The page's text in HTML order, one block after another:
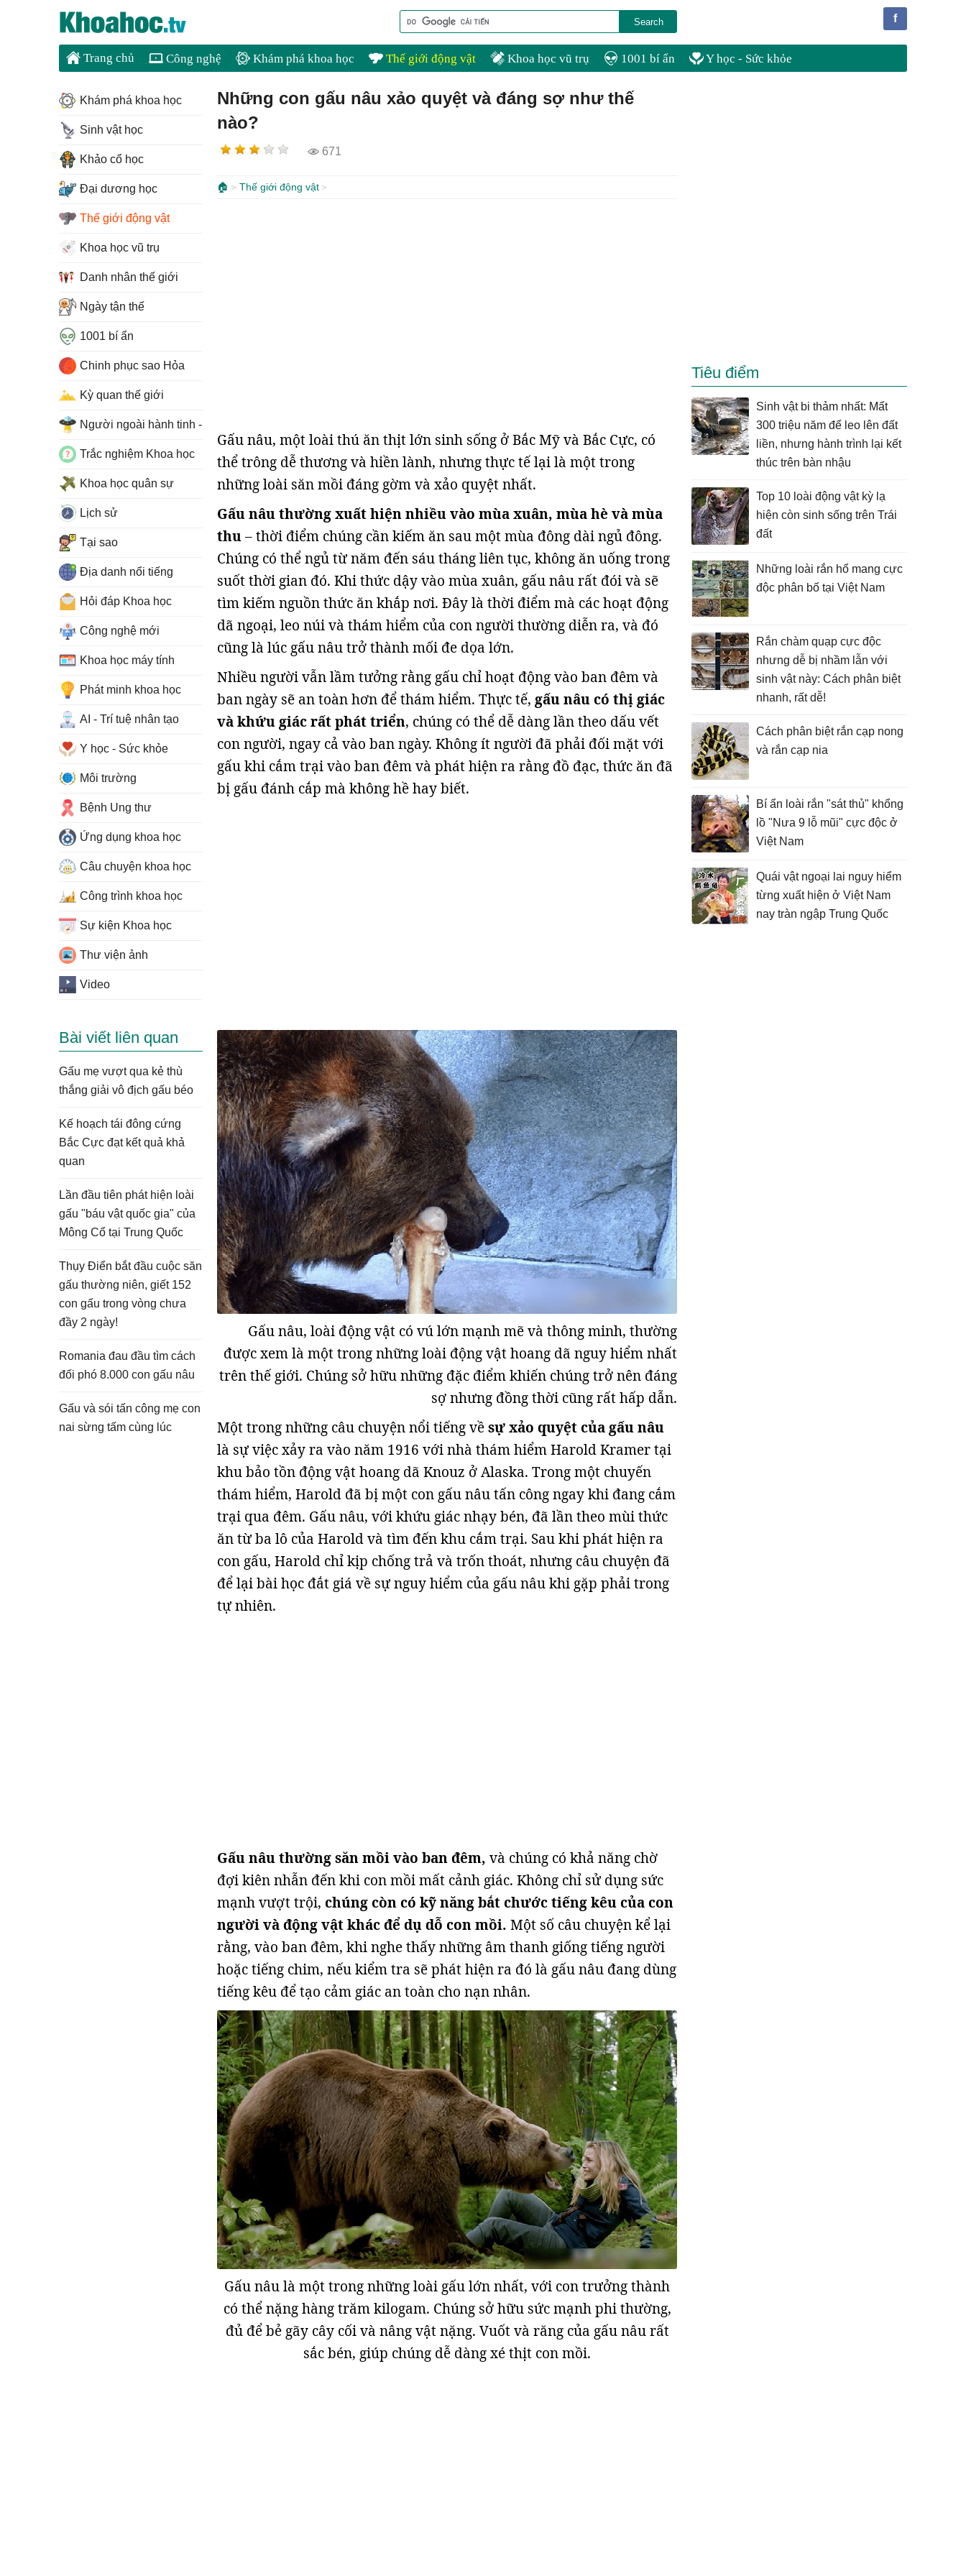
f
Trang chủ Công nghệ Khám phá khoa học Thế giới động vật Khoa học vũ trụ 1001 bí ẩn Y học - Sức khỏe
Những con gấu nâu xảo quyệt và đáng sợ như thế
nào?
671
🏠 Thế giới động vật
Gấu nâu, một loài thú ăn thịt lớn sinh sống ở Bắc Mỹ và Bắc Cực, có
thể trông dễ thương và hiền lành, nhưng thực tế lại là một trong
những loài săn mồi đáng gờm và xảo quyệt nhất.
Gấu nâu thường xuất hiện nhiều vào mùa xuân, mùa hè và mùa
thu– thời điểm chúng cần kiếm ăn sau một mùa đông dài ngủ đông.
Chúng có thể ngủ từ năm đến sáu tháng liên tục, không ăn uống trong
suốt thời gian đó. Khi thức dậy vào mùa xuân, gấu nâu rất đói và sẽ
tìm kiếm nguồn thức ăn khắp nơi. Đây là thời điểm mà các hoạt động
dã ngoại, leo núi và thám hiểm của con người thường diễn ra, và đó
cũng là lúc gấu nâu trở thành mối đe dọa lớn.
Nhiều người vẫn lầm tưởng rằng gấu chỉ hoạt động vào ban đêm và
ban ngày sẽ an toàn hơn để thám hiểm. Thực tế, gấu nâu có thị giác
và khứu giác rất phát triển, chúng có thể dễ dàng lần theo dấu vết
con người, ngay cả vào ban ngày. Không ít người đã phải đối mặt với
gấu khi cắm trại vào ban đêm và phát hiện ra rằng đồ đạc, thức ăn đã
bị gấu đánh cắp mà không hề hay biết.
Gấu nâu, loài động vật có vú lớn mạnh mẽ và thông minh, thường
được xem là một trong những loài động vật hoang dã nguy hiểm nhất
trên thế giới. Chúng sở hữu những đặc điểm khiến chúng trở nên đáng
sợ nhưng đồng thời cũng rất hấp dẫn.
Một trong những câu chuyện nổi tiếng vềsự xảo quyệt của gấu nâu
là sự việc xảy ra vào năm 1916 với nhà thám hiểm Harold Kramer tại
khu bảo tồn động vật hoang dã Knouz ở Alaska. Trong một chuyến
thám hiểm, Harold đã bị một con gấu nâu tấn công ngay khi đang cắm
trại qua đêm. Gấu nâu, với khứu giác nhạy bén, đã lần theo mùi thức
ăn từ ba lô của Harold và tìm đến khu cắm trại. Sau khi phát hiện ra
con gấu, Harold chỉ kịp chống trả và trốn thoát, nhưng câu chuyện đã
để lại bài học đắt giá về sự nguy hiểm của gấu nâu khi gặp phải trong
tự nhiên.
Gấu nâu thường săn mồi vào ban đêm, và chúng có khả năng chờ
đợi kiên nhẫn đến khi con mồi mất cảnh giác. Không chỉ sử dụng sức
mạnh vượt trội, chúng còn có kỹ năng bắt chước tiếng kêu của con
người và động vật khác để dụ dỗ con mồi. Một số câu chuyện kể lại
rằng, vào ban đêm, khi nghe thấy những âm thanh giống tiếng người
hoặc tiếng chim, nếu kiểm tra sẽ phát hiện ra đó là gấu nâu đang dùng
tiếng kêu để tạo cảm giác an toàn cho nạn nhân.
Gấu nâu là một trong những loài gấu lớn nhất, với con trưởng thành
có thể nặng hàng trăm kilogam. Chúng sở hữu sức mạnh phi thường,
đủ để bẻ gãy cây cối và nâng vật nặng. Vuốt và răng của gấu nâu rất
sắc bén, giúp chúng dễ dàng xé thịt con mồi.
Tiêu điểm
Sinh vật bi thảm nhất: Mất
300 triệu năm để leo lên đất
liền, nhưng hành trình lại kết
thúc trên bàn nhậu
Top 10 loài động vật kỳ lạ
hiện còn sinh sống trên Trái
đất
Những loài rắn hổ mang cực
độc phân bố tại Việt Nam
Rắn chàm quạp cực độc
nhưng dễ bị nhầm lẫn với
sinh vật này: Cách phân biệt
nhanh, rất dễ!
Cách phân biệt rắn cạp nong
và rắn cạp nia
Bí ẩn loài rắn "sát thủ" khổng
lồ "Nưa 9 lỗ mũi" cực độc ở
Việt Nam
Quái vật ngoại lai nguy hiểm
từng xuất hiện ở Việt Nam
nay tràn ngập Trung Quốc
Khám phá khoa học
Sinh vật học
Khảo cổ học
Đại dương học
Thế giới động vật
Khoa học vũ trụ
Danh nhân thế giới
Ngày tận thế
1001 bí ẩn
Chinh phục sao Hỏa
Kỳ quan thế giới
Người ngoài hành tinh - UFO
Trắc nghiệm Khoa học
Khoa học quân sự
Lịch sử
Tại sao
Địa danh nổi tiếng
Hỏi đáp Khoa học
Công nghệ mới
Khoa học máy tính
Phát minh khoa học
AI - Trí tuệ nhân tạo
Y học - Sức khỏe
Môi trường
Bệnh Ung thư
Ứng dụng khoa học
Câu chuyện khoa học
Công trình khoa học
Sự kiện Khoa học
Thư viện ảnh
Video
Bài viết liên quan
Gấu mẹ vượt qua kẻ thù
thắng giải vô địch gấu béo
Kế hoạch tái đông cứng
Bắc Cực đạt kết quả khả
quan
Lần đầu tiên phát hiện loài
gấu "báu vật quốc gia" của
Mông Cổ tại Trung Quốc
Thụy Điển bắt đầu cuộc săn
gấu thường niên, giết 152
con gấu trong vòng chưa
đầy 2 ngày!
Romania đau đầu tìm cách
đối phó 8.000 con gấu nâu
Gấu và sói tấn công mẹ con
nai sừng tấm cùng lúc